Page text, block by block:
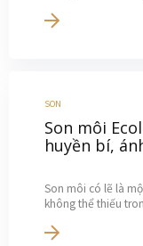
SON
Son môi
huyền bí,
Son môi có lẽ là
không thể thiếu